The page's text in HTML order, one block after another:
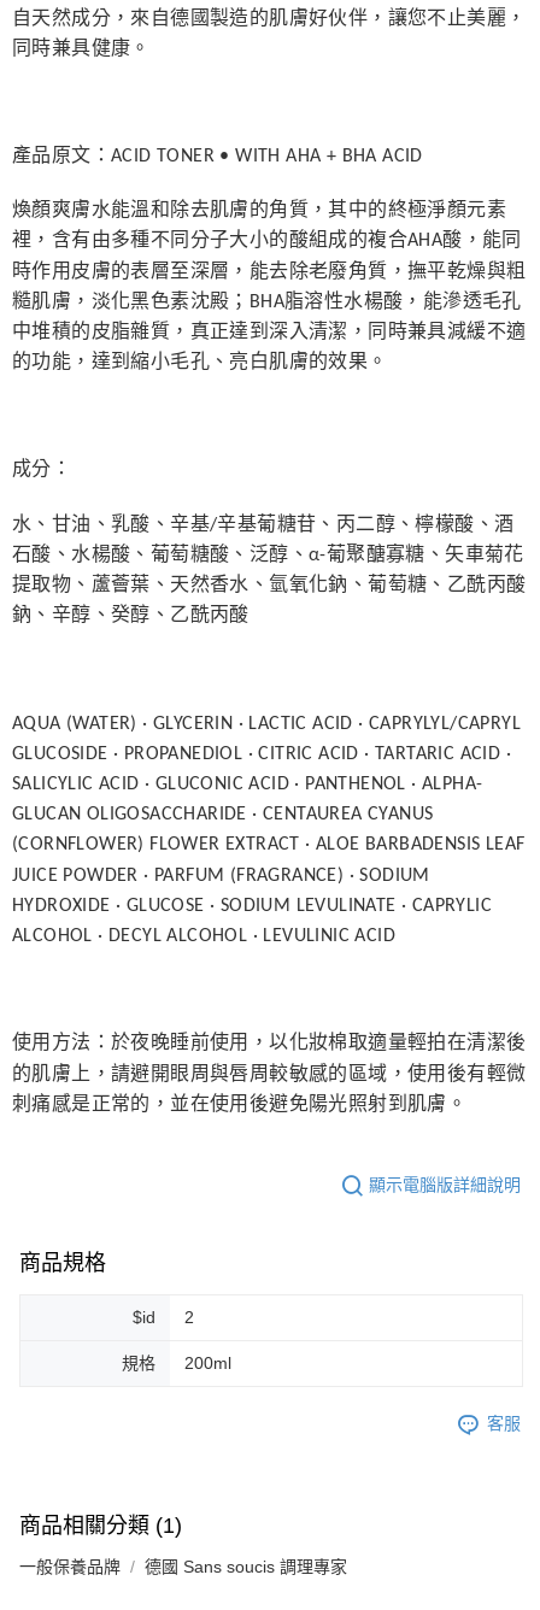
每筆NT$80，滿NT$999(含以上)免運費
7-11純取貨 (先付款
每筆NT$100，滿NT$999(含以上)免運費
離島宅配（澎湖、金門、馬祖、小琉球）
每筆NT$250，滿NT$3,000(含以上)免運費
付款後門市自取
免運費
自天然成分，來自德國製造的肌膚好伙伴，讓您不止美麗，
同時兼具健康。
產品原文： ACID TONER • WITH AHA + BHA ACID
煥顏爽膚水能溫和除去肌膚的角質，其中的終極淨顏元素
裡，含有由多種不同分子大小的酸組成的複合AHA酸，能同
時作用皮膚的表層至深層，能去除老廢角質，撫平乾燥與粗
糙肌膚，淡化黑色素沈殿； BHA脂溶性水楊酸，能滲透毛孔
中堆積的皮脂雜質，真正達到深入清潔，同時兼具減緩不適
的功能，達到縮小毛孔、亮白肌膚的效果。
成分：
水、甘油、乳酸、辛基/辛基葡糖苷、丙二醇、檸檬酸、酒
石酸、水楊酸、葡萄糖酸、泛醇、 α-葡聚醣寡糖、矢車菊花
提取物、蘆薈葉、天然香水、氫氧化鈉、葡萄糖、乙酰丙酸
鈉、辛醇、癸醇、乙酰丙酸
AQUA (WATER) · GLYCERIN · LACTIC ACID · CAPRYLYL/CAPRYL
GLUCOSIDE · PROPANEDIOL · CITRIC ACID · TARTARIC ACID ·
SALICYLIC ACID · GLUCONIC ACID · PANTHENOL · ALPHA-
GLUCAN OLIGOSACCHARIDE · CENTAUREA CYANUS
(CORNFLOWER) FLOWER EXTRACT · ALOE BARBADENSIS LEAF
JUICE POWDER · PARFUM (FRAGRANCE) · SODIUM
HYDROXIDE · GLUCOSE · SODIUM LEVULINATE · CAPRYLIC
ALCOHOL · DECYL ALCOHOL · LEVULINIC ACID
使用方法：於夜晚睡前使用，以化妝棉取適量輕拍在清潔後
的肌膚上，請避開眼周與唇周較敏感的區域，使用後有輕微
刺痛感是正常的，並在使用後避免陽光照射到肌膚。
顯示電腦版詳細說明
商品規格
$id 2
規格 200ml
客服
商品相關分類 (1)
一般保養品牌 德國 Sans soucis 調理專家